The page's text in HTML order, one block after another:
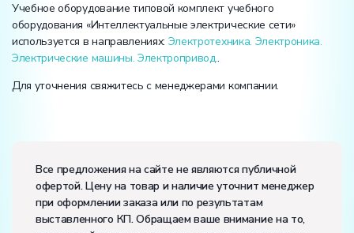
Учебное оборудование типовой комплект учебного
оборудования «Интеллектуальные электрические сети»
используется в направлениях: Электротехника. Электроника.
Электрические машины. Электропривод..
Для уточнения свяжитесь с менеджерами компании.
частота, Гц:50
Класс защиты от поражения электрическим током:
Диапазон рабочих температур, ˚С:+10…+35
Влажность, %:до 80
Все предложения на сайте не являются публичной
офертой. Цену на товар и наличие уточнит менеджер
при оформлении заказа или по результатам
выставленного КП. Обращаем ваше внимание на то,